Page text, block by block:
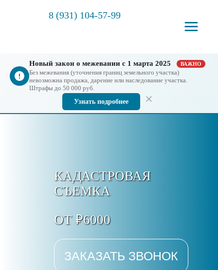
8 (931) 104-57-99
Новый закон о межевании с 1 марта 2025 ВАЖНО
Без межевания (уточнения границ земельного участка)
невозможна продажа, дарение или наследование участка.
Штрафы до 50 000 руб.
Узнать подробнее
КАДАСТРОВАЯ
СЪЕМКА
ОТ ₽6000
ЗАКАЗАТЬ ЗВОНОК